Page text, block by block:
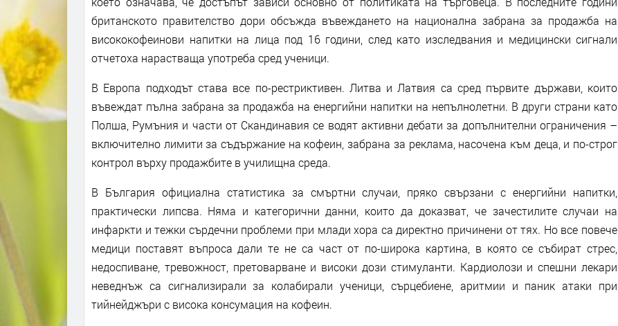
британското правителство дори обсъжда въвеждането на национална забрана за продажба на
висококофеинови напитки на лица под 16 години, след като изследвания и медицински сигнали
отчетоха нарастваща употреба сред ученици.
В Европа подходът става все по-рестриктивен. Литва и Латвия са сред първите държави, които
въвеждат пълна забрана за продажба на енергийни напитки на непълнолетни. В други страни като
Полша, Румъния и части от Скандинавия се водят активни дебати за допълнителни ограничения –
включително лимити за съдържание на кофеин, забрана за реклама, насочена към деца, и по-строг
контрол върху продажбите в училищна среда.
В България официална статистика за смъртни случаи, пряко свързани с енергийни напитки,
практически липсва. Няма и категорични данни, които да доказват, че зачестилите случаи на
инфаркти и тежки сърдечни проблеми при млади хора са директно причинени от тях. Но все повече
медици поставят въпроса дали те не са част от по-широка картина, в която се събират стрес,
недоспиване, тревожност, претоварване и високи дози стимуланти. Кардиолози и спешни лекари
неведнъж са сигнализирали за колабирали ученици, сърцебиене, аритмии и паник атаки при
тийнейджъри с висока консумация на кофеин.